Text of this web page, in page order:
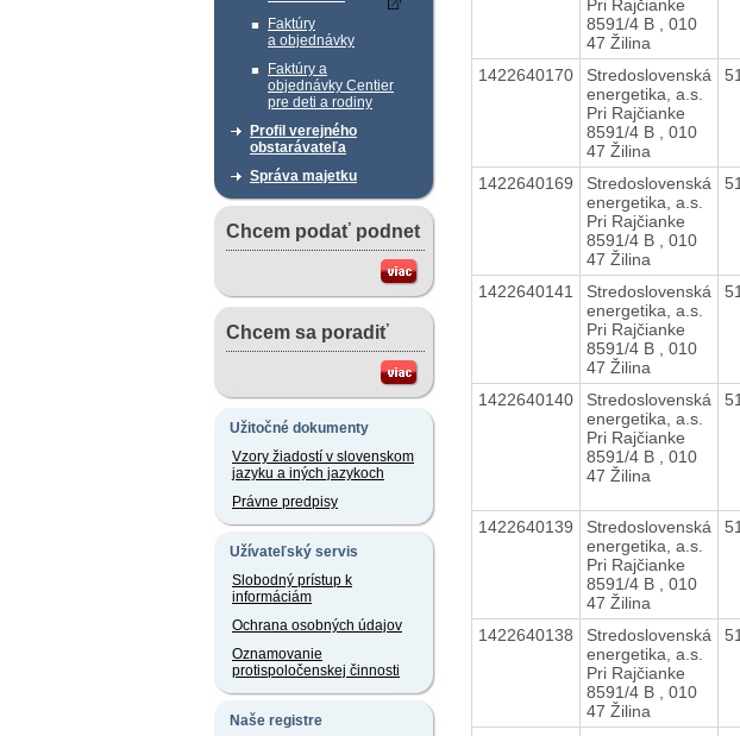
Faktúry
a objednávky
Faktúry a
objednávky Centier
pre deti a rodiny
Profil verejného
obstarávateľa
Správa majetku
Chcem podať podnet
Chcem sa poradiť
Užitočné dokumenty
Vzory žiadostí v slovenskom
jazyku a iných jazykoch
Právne predpisy
Užívateľský servis
Slobodný prístup k
informáciám
Ochrana osobných údajov
Oznamovanie
protispoločenskej činnosti
Naše registre
Pri Rajčianke
8591/4 B , 010
47 Žilina
1422640170
Stredoslovenská
energetika, a.s.
Pri Rajčianke
8591/4 B , 010
47 Žilina
1422640169
Stredoslovenská
energetika, a.s.
Pri Rajčianke
8591/4 B , 010
47 Žilina
1422640141
Stredoslovenská
energetika, a.s.
Pri Rajčianke
8591/4 B , 010
47 Žilina
1422640140
Stredoslovenská
energetika, a.s.
Pri Rajčianke
8591/4 B , 010
47 Žilina
1422640139
Stredoslovenská
energetika, a.s.
Pri Rajčianke
8591/4 B , 010
47 Žilina
1422640138
Stredoslovenská
energetika, a.s.
Pri Rajčianke
8591/4 B , 010
47 Žilina